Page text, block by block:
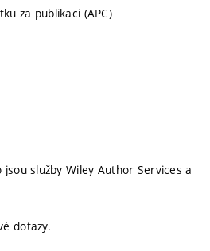
za publikaci (APC)
služby Wiley Author Services a
dotazy.